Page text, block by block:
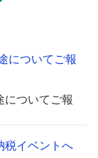
についてご報
についてご報
税イベントへ